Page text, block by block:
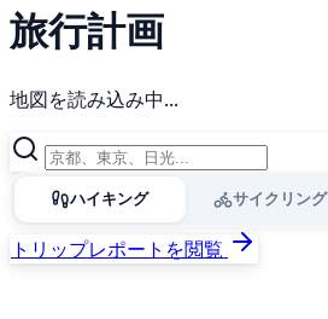
旅行計画
地図を読み込み中...
ハイキング サイクリング
トリップレポートを閲覧